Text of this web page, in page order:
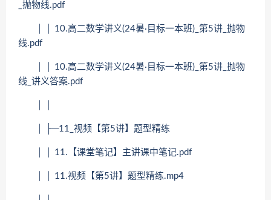
_抛物线.pdf
│ │ 10.高二数学讲义(24暑·目标一本班)_第5讲_抛物
线.pdf
│ │ 10.高二数学讲义(24暑·目标一本班)_第5讲_抛物
线_讲义答案.pdf
│ ├─11_视频【第5讲】题型精练
│ │ 11.【课堂笔记】主讲课中笔记.pdf
│ │ 11.视频【第5讲】题型精练.mp4